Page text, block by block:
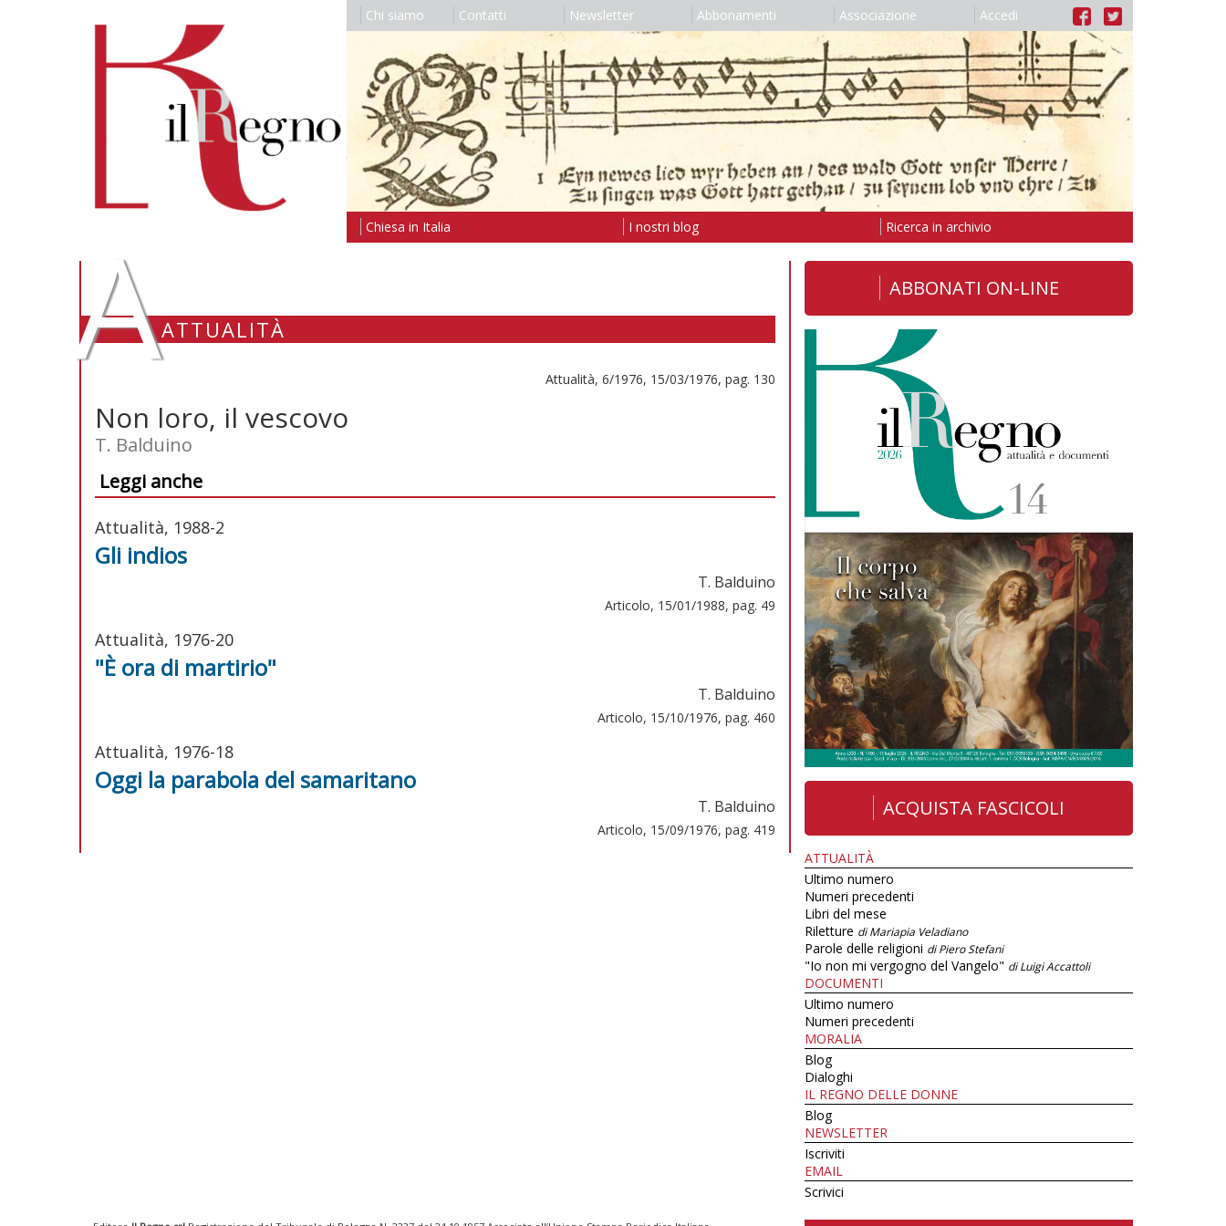
Chi siamo Contatti Newsletter Abbonamenti Associazione Accedi
Chiesa in Italia I nostri blog Ricerca in archivio
AATTUALITÀ
Attualità, 6/1976, 15/03/1976, pag. 130
Non loro, il vescovo
T. Balduino
Leggi anche
Attualità, 1988-2
Gli indios
T. Balduino
Articolo, 15/01/1988, pag. 49
Attualità, 1976-20
"È ora di martirio"
T. Balduino
Articolo, 15/10/1976, pag. 460
Attualità, 1976-18
Oggi la parabola del samaritano
T. Balduino
Articolo, 15/09/1976, pag. 419
ABBONATI ON-LINE
ACQUISTA FASCICOLI
ATTUALITÀ
Ultimo numero
Numeri precedenti
Libri del mese
Riletture di Mariapia Veladiano
Parole delle religioni di Piero Stefani
"Io non mi vergogno del Vangelo" di Luigi Accattoli
DOCUMENTI
Ultimo numero
Numeri precedenti
MORALIA
Blog
Dialoghi
IL REGNO DELLE DONNE
Blog
NEWSLETTER
Iscriviti
EMAIL
Scrivici